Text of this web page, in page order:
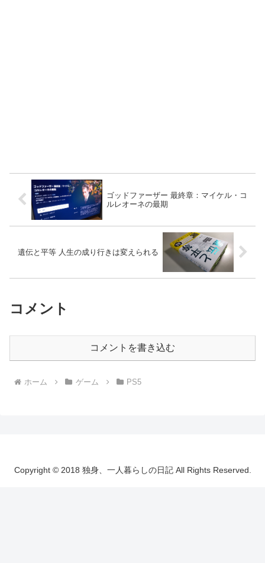
ゴッドファーザー 最終章：マイケル・コ
ルレオーネの最期
遺伝と平等 人生の成り行きは変えられる
コメント
コメントを書き込む
ホーム ゲーム PS5
Copyright © 2018 独身、一人暮らしの日記 All Rights Reserved.